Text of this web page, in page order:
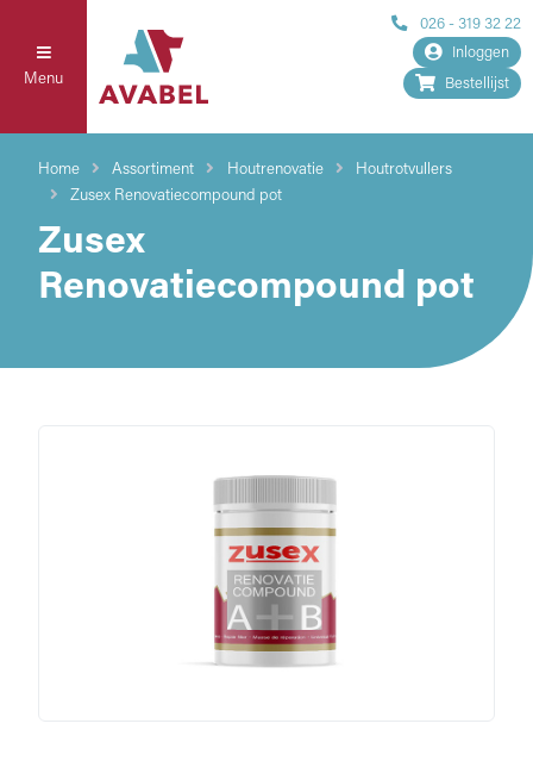
Menu
026 - 319 32 22
Inloggen
Bestellijst
Home Assortiment Houtrenovatie
Houtrotvullers
Zusex Renovatiecompound pot
Zusex
Renovatiecompound pot